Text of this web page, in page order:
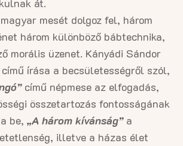
át.
mesét dolgoz fel, három
három különböző bábtechnika,
morális üzenet. Kányádi Sándor
írása a becsületességről szól,
című népmese az elfogadás,
összetartozás fontosságának
be, „A három kívánság”a
illetve a házas élet